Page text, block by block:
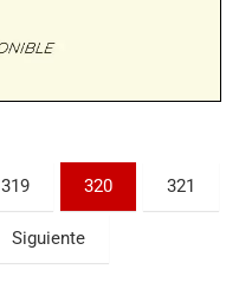
319 320 321
Siguiente